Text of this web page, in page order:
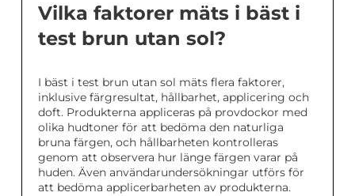
Vilka faktorer mäts i bäst i
test brun utan sol?
I bäst i test brun utan sol mäts flera faktorer,
inklusive färgresultat, hållbarhet, applicering och
doft. Produkterna appliceras på provdockor med
olika hudtoner för att bedöma den naturliga
bruna färgen, och hållbarheten kontrolleras
genom att observera hur länge färgen varar på
huden. Även användarundersökningar utförs för
att bedöma applicerbarheten av produkterna.